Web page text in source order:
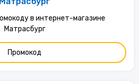
Матрасбург
Промокод